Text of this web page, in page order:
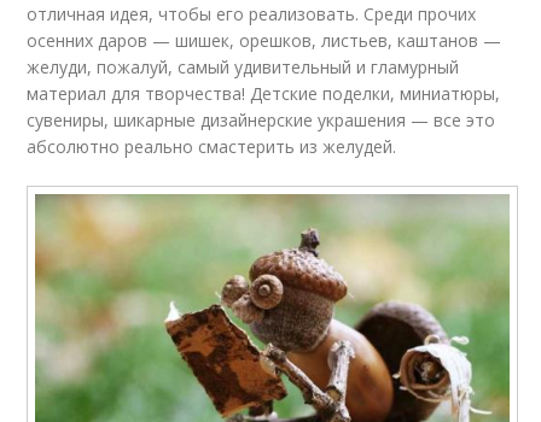
отличная идея, чтобы его реализовать. Среди прочих
осенних даров — шишек, орешков, листьев, каштанов —
желуди, пожалуй, самый удивительный и гламурный
материал для творчества! Детские поделки, миниатюры,
сувениры, шикарные дизайнерские украшения — все это
абсолютно реально смастерить из желудей.